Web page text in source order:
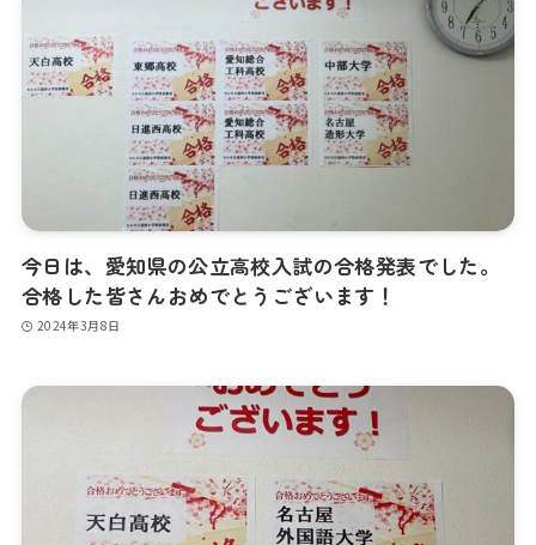
今日は、愛知県の公立高校入試の合格発表でした。
合格した皆さんおめでとうございます！
2024年3月8日